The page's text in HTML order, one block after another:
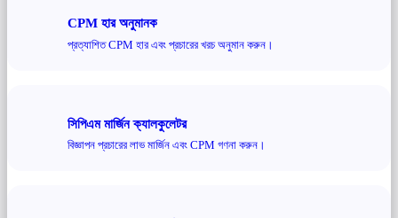
CPM হার অনুমানক
প্রত্যাশিত CPM হার এবং প্রচারের খরচ অনুমান করুন।
সিপিএম মার্জিন ক্যালকুলেটর
বিজ্ঞাপন প্রচারের লাভ মার্জিন এবং CPM গণনা করুন।